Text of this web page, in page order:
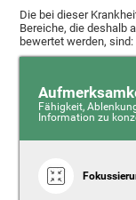
Die bei dieser
Bereiche, die deshalb
bewertet werden, sind:
Fähigkeit,
Information zu